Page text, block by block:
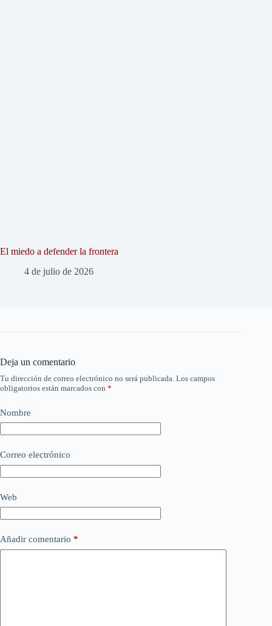
El miedo a defender la frontera
4 de julio de 2026
Deja un comentario
Tu dirección de correo electrónico no será publicada. Los campos
obligatorios están marcados con *
Nombre
Correo electrónico
Web
Añadir comentario *